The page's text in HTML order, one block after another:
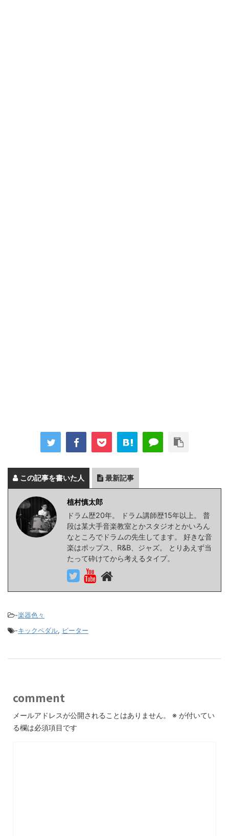
この記事を書いた人 最新記事
植村慎太郎
ドラム歴20年。 ドラム講師歴15年以上。 普
段は某大手音楽教室とかスタジオとかいろん
なところでドラムの先生してます。 好きな音
楽はポップス、R&B、ジャズ。 とりあえず当
たって砕けてから考えるタイプ。
-楽器色々
-キックペダル, ビーター
comment
メールアドレスが公開されることはありません。 ※ が付いてい
る欄は必須項目です